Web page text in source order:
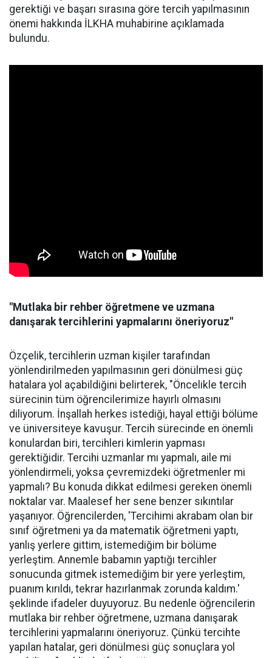
gerektiği ve başarı sırasına göre tercih yapılmasının
önemi hakkında İLKHA muhabirine açıklamada
bulundu.
"Mutlaka bir rehber öğretmene ve uzmana
danışarak tercihlerini yapmalarını öneriyoruz"
Özçelik, tercihlerin uzman kişiler tarafından
yönlendirilmeden yapılmasının geri dönülmesi güç
hatalara yol açabildiğini belirterek, "Öncelikle tercih
sürecinin tüm öğrencilerimize hayırlı olmasını
diliyorum. İnşallah herkes istediği, hayal ettiği bölüme
ve üniversiteye kavuşur. Tercih sürecinde en önemli
konulardan biri, tercihleri kimlerin yapması
gerektiğidir. Tercihi uzmanlar mı yapmalı, aile mi
yönlendirmeli, yoksa çevremizdeki öğretmenler mi
yapmalı? Bu konuda dikkat edilmesi gereken önemli
noktalar var. Maalesef her sene benzer sıkıntılar
yaşanıyor. Öğrencilerden, 'Tercihimi akrabam olan bir
sınıf öğretmeni ya da matematik öğretmeni yaptı,
yanlış yerlere gittim, istemediğim bir bölüme
yerleştim. Annemle babamın yaptığı tercihler
sonucunda gitmek istemediğim bir yere yerleştim,
puanım kırıldı, tekrar hazırlanmak zorunda kaldım.'
şeklinde ifadeler duyuyoruz. Bu nedenle öğrencilerin
mutlaka bir rehber öğretmene, uzmana danışarak
tercihlerini yapmalarını öneriyoruz. Çünkü tercihte
yapılan hatalar, geri dönülmesi güç sonuçlara yol